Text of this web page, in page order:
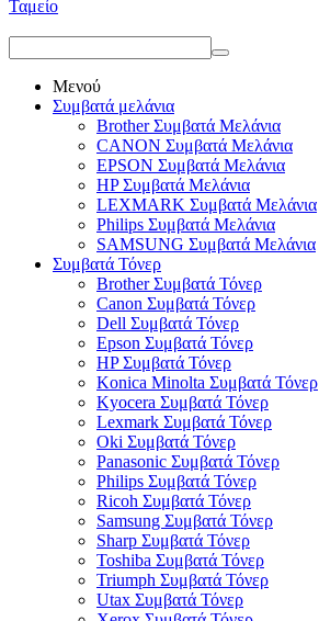
Ταμείο
Μενού
Συμβατά μελάνια
Brother Συμβατά Μελάνια
CANON Συμβατά Μελάνια
EPSON Συμβατά Μελάνια
HP Συμβατά Μελάνια
LEXMARK Συμβατά Μελάνια
Philips Συμβατά Μελάνια
SAMSUNG Συμβατά Μελάνια
Συμβατά Τόνερ
Brother Συμβατά Τόνερ
Canon Συμβατά Τόνερ
Dell Συμβατά Τόνερ
Epson Συμβατά Τόνερ
HP Συμβατά Τόνερ
Konica Minolta Συμβατά Τόνερ
Kyocera Συμβατά Τόνερ
Lexmark Συμβατά Τόνερ
Oki Συμβατά Τόνερ
Panasonic Συμβατά Τόνερ
Philips Συμβατά Τόνερ
Ricoh Συμβατά Τόνερ
Samsung Συμβατά Τόνερ
Sharp Συμβατά Τόνερ
Toshiba Συμβατά Τόνερ
Triumph Συμβατά Τόνερ
Utax Συμβατά Τόνερ